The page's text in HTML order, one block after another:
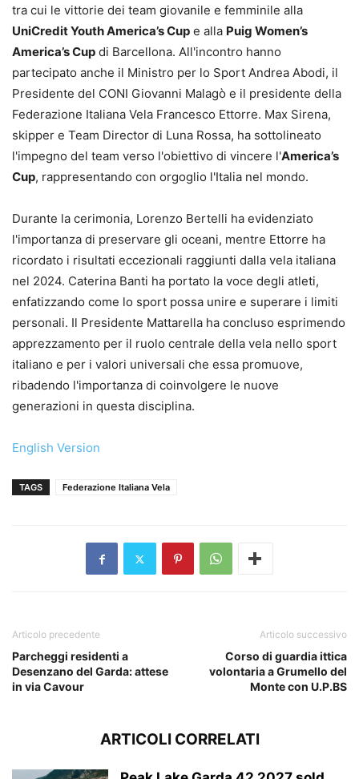
tra cui le vittorie dei team giovanile e femminile alla
UniCredit Youth America’s Cup e alla Puig Women’s
America’s Cup di Barcellona. All'incontro hanno
partecipato anche il Ministro per lo Sport Andrea Abodi, il
Presidente del CONI Giovanni Malagò e il presidente della
Federazione Italiana Vela Francesco Ettorre. Max Sirena,
skipper e Team Director di Luna Rossa, ha sottolineato
l'impegno del team verso l'obiettivo di vincere l'America’s
Cup, rappresentando con orgoglio l'Italia nel mondo.
Durante la cerimonia, Lorenzo Bertelli ha evidenziato
l'importanza di preservare gli oceani, mentre Ettorre ha
ricordato i risultati eccezionali raggiunti dalla vela italiana
nel 2024. Caterina Banti ha portato la voce degli atleti,
enfatizzando come lo sport possa unire e superare i limiti
personali. Il Presidente Mattarella ha concluso esprimendo
apprezzamento per il ruolo centrale della vela nello sport
italiano e per i valori universali che essa promuove,
ribadendo l'importanza di coinvolgere le nuove
generazioni in questa disciplina.
English Version
TAGS Federazione Italiana Vela
Articolo precedente
Parcheggi residenti a
Desenzano del Garda: attese
in via Cavour
Articolo successivo
Corso di guardia ittica
volontaria a Grumello del
Monte con U.P.BS
ARTICOLI CORRELATI